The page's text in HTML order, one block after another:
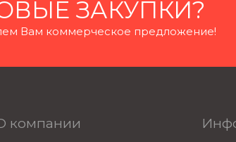
ЗАКУПКИ?
Вам коммерческое предложение!
компании